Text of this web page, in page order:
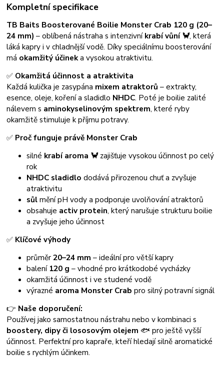
Kompletní specifikace
TB Baits Boosterované Boilie Monster Crab 120 g (20–
24 mm) – oblíbená nástraha s intenzivníkrabí vůní 🦀, která
láká kapry i v chladnější vodě. Díky speciálnímu boosterování
má okamžitý účineka vysokou atraktivitu.
✅ Okamžitá účinnost a atraktivita
Každá kulička je zasypána mixem atraktorů – extrakty,
esence, oleje, koření a sladidlo NHDC. Poté je boilie zalité
nálevem s aminokyselinovým spektrem, které ryby
okamžitě stimuluje k příjmu potravy.
✅ Proč funguje právě Monster Crab
silné krabí aroma 🦀 zajišťuje vysokou účinnost po celý
rok
NHDC sladidlo dodává přirozenou chuť a zvyšuje
atraktivitu
sůlmění pH vody a podporuje uvolňování atraktorů
obsahuje activ protein, který narušuje strukturu boilie
a zvyšuje jeho účinnost
✅ Klíčové výhody
průměr20–24 mm – ideální pro větší kapry
balení 120 g – vhodné pro krátkodobé vycházky
okamžitá účinnost i ve studené vodě
výrazné aroma Monster Crab pro silný potravní signál
👉 Naše doporučení:
Používej jako samostatnou nástrahu nebo v kombinaci s
boostery, dipy či lososovým olejem 🐟 pro ještě vyšší
účinnost. Perfektní pro kapraře, kteří hledají silně aromatické
boilie s rychlým účinkem.